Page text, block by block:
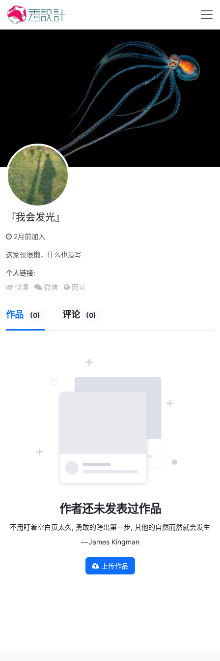
『我会发光』
2月前加入
这家伙很懒，什么也没写
个人链接:
微博 微信 网址
作品 (0) 评论 (0)
作者还未发表过作品
不用盯着空白页太久, 勇敢的跨出第一步, 其他的自然而然就会发生
— James Kingman
上传作品